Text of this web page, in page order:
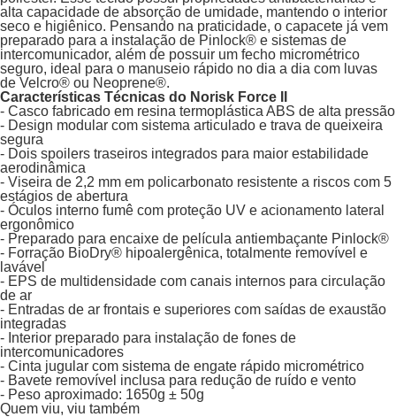
alta capacidade de absorção de umidade, mantendo o interior
seco e higiênico. Pensando na praticidade, o capacete já vem
preparado para a instalação de Pinlock® e sistemas de
intercomunicador, além de possuir um fecho micrométrico
seguro, ideal para o manuseio rápido no dia a dia com luvas
de Velcro® ou Neoprene®.
Características Técnicas do Norisk Force II
- Casco fabricado em resina termoplástica ABS de alta pressão
- Design modular com sistema articulado e trava de queixeira
segura
- Dois spoilers traseiros integrados para maior estabilidade
aerodinâmica
- Viseira de 2,2 mm em policarbonato resistente a riscos com 5
estágios de abertura
- Óculos interno fumê com proteção UV e acionamento lateral
ergonômico
- Preparado para encaixe de película antiembaçante Pinlock®
- Forração BioDry® hipoalergênica, totalmente removível e
lavável
- EPS de multidensidade com canais internos para circulação
de ar
- Entradas de ar frontais e superiores com saídas de exaustão
integradas
- Interior preparado para instalação de fones de
intercomunicadores
- Cinta jugular com sistema de engate rápido micrométrico
- Bavete removível inclusa para redução de ruído e vento
- Peso aproximado: 1650g ± 50g
Quem viu, viu também